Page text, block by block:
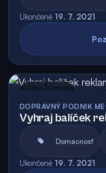
Ukončené 19. 7. 2021
DOPRAVNÝ PODNIK
Vyhraj balíček
Domácnosť
Ukončené 19. 7. 2021